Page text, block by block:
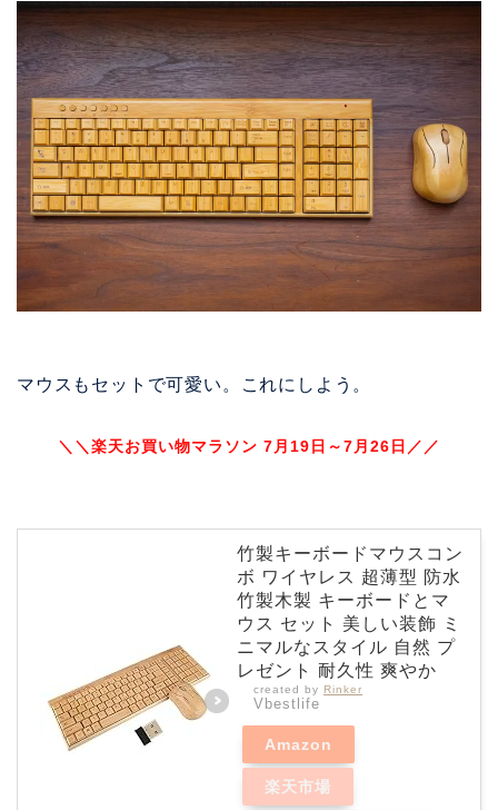
マウスもセットで可愛い。これにしよう。
＼＼楽天お買い物マラソン 7月19日～7月26日／／
竹製キーボードマウスコン
ボ ワイヤレス 超薄型 防水
竹製木製 キーボードとマ
ウス セット 美しい装飾 ミ
ニマルなスタイル 自然 プ
レゼント 耐久性 爽やか
created by Rinker
Vbestlife
Amazon
楽天市場